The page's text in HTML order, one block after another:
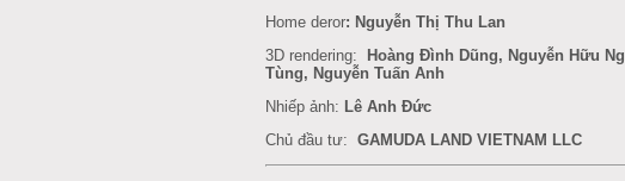
Home deror: Nguyễn Thị Thu Lan
3D rendering:
Hoàng Đình Dũng, Nguyễn Hữu
Tùng, Nguyễn Tuấn Anh
Nhiếp ảnh: Lê Anh Đức
Chủ đầu tư: GAMUDA LAND VIETNAM LLC